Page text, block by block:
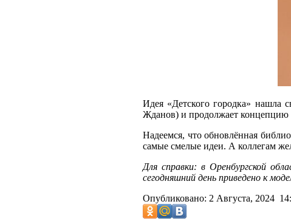
Идея «Детского городка» нашла
Жданов) и продолжает концепцию
Надеемся, что обновлённая
самые смелые идеи. А коллегам
Для справки: в Оренбургской
сегодняшний день приведено к
Опубликовано: 2 Августа, 2024